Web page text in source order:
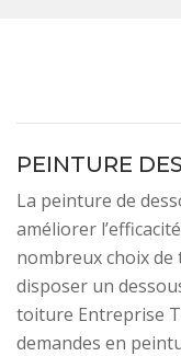
PEINTURE
La peinture de
améliorer
nombreux choix
disposer un
toiture Entreprise
demandes en